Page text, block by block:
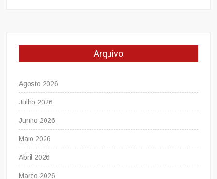
Arquivo
Agosto 2026
Julho 2026
Junho 2026
Maio 2026
Abril 2026
Março 2026